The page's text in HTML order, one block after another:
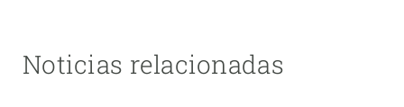
Noticias relacionadas